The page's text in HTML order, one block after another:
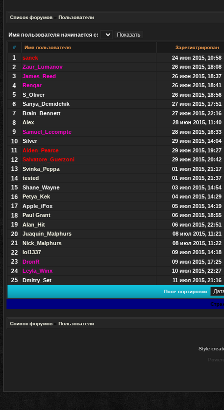
Список форумов » Пользователи
Имя пользователя начинается с:
# Имя пользователя Зарегистрирован
1 sanek 24 июн 2015, 10:58
2 Zaur_Lumanov 26 июн 2015, 18:08
3 James_Reed 26 июн 2015, 18:37
4 Rengar 26 июн 2015, 18:41
5 S_Oliver 26 июн 2015, 18:56
6 Sanya_Demidchik 27 июн 2015, 17:51
7 Brain_Bennett 27 июн 2015, 22:16
8 Alex 28 июн 2015, 11:40
9 Samuel_Lecompte 28 июн 2015, 16:33
10 Silver 29 июн 2015, 14:04
11 Aiden_Pearce 29 июн 2015, 19:27
12 Salvatore_Guerzoni 29 июн 2015, 20:42
13 Svinka_Peppa 01 июл 2015, 21:17
14 tested 01 июл 2015, 21:37
15 Shane_Wayne 03 июл 2015, 14:54
16 Petya_Kek 04 июл 2015, 14:29
17 Apple_iFox 05 июл 2015, 14:19
18 Paul Grant 06 июл 2015, 18:55
19 Alan_Hit 06 июл 2015, 22:51
20 Juaquin_Malphurs 08 июл 2015, 11:21
21 Nick_Malphurs 08 июл 2015, 11:22
22 lol1337 09 июл 2015, 14:18
23 DronR 09 июл 2015, 17:25
24 Leyla_Winx 10 июл 2015, 22:27
25 Dmitry_Set 11 июл 2015, 21:16
Поле сортировки:
Список форумов » Пользователи
Style